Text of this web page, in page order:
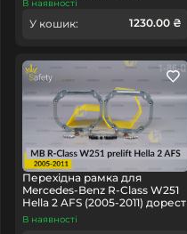
В наявності
У кошик: 1230.00 ₴
Перехідна рамка для
Mercedes-Benz R-Class W251
Hella 2 AFS (2005-2011) дорест
В наявності